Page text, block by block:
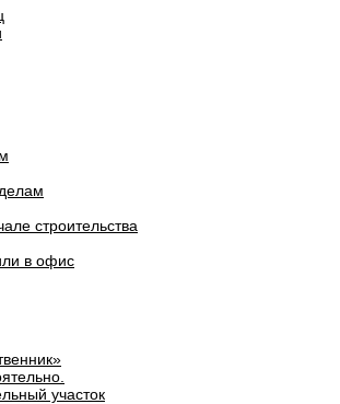
строительства
в офис
участок